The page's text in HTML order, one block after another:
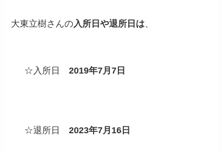
大東立樹さんの入所日や退所日は、
☆入所日2019年7月7日
☆退所日2023年7月16日